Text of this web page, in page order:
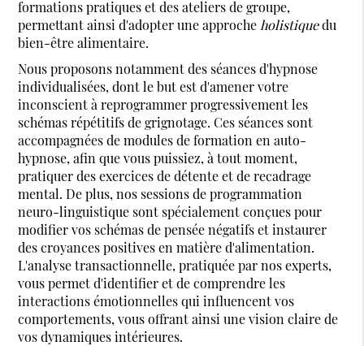
formations pratiques et des ateliers de groupe,
permettant ainsi d'adopter une approche holistiquedu
bien-être alimentaire.
Nous proposons notamment des séances d'hypnose
individualisées, dont le but est d'amener votre
inconscient à reprogrammer progressivement les
schémas répétitifs de grignotage. Ces séances sont
accompagnées de modules de formation en auto-
hypnose, afin que vous puissiez, à tout moment,
pratiquer des exercices de détente et de recadrage
mental. De plus, nos sessions de programmation
neuro-linguistique sont spécialement conçues pour
modifier vos schémas de pensée négatifs et instaurer
des croyances positives en matière d'alimentation.
L'analyse transactionnelle, pratiquée par nos experts,
vous permet d'identifier et de comprendre les
interactions émotionnelles qui influencent vos
comportements, vous offrant ainsi une vision claire de
vos dynamiques intérieures.